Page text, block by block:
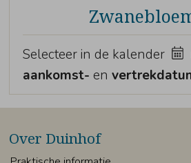
Selecteer in de kalender
aankomst- en
Over Duinhof